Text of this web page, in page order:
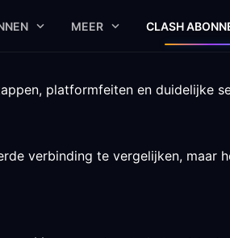
MEER CLASH
platformfeiten en duidelijke
verbinding te vergelijken, maar